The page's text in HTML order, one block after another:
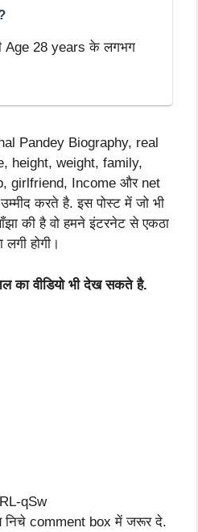
Age 28 years के लगभग
Pandey Biography, real
height, weight, family,
girlfriend, Income और net
करते है. इस पोस्ट में जो भी
की है वो हमने इंटरनेट से एकठा
होगी।
का वीडियो भी देख सकते है.
qSw
निचे comment box में जरूर दे.